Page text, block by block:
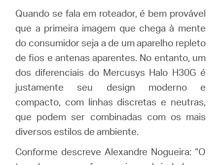
Quando se fala em roteador, é bem provável
que a primeira imagem que chega à mente
do consumidor seja a de um aparelho repleto
de fios e antenas aparentes. No entanto, um
dos diferenciais do Mercusys Halo H30G é
justamente seu design moderno e
compacto, com linhas discretas e neutras,
que podem ser combinadas com os mais
diversos estilos de ambiente.
Conforme descreve Alexandre Nogueira: “O